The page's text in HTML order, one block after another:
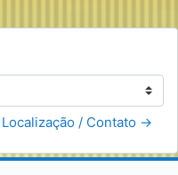
Localização / Contato →